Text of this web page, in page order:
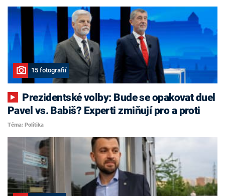
15 fotografií
Pavel vs. Babiš? Experti zmiňují pro a proti
Téma: Politika